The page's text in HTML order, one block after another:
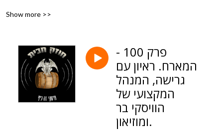
Show more >>
פרק 100 -
המארח. ראיון עם
גרישה, המנהל
המקצועי של
הוויסקי בר
ומוזיאון.